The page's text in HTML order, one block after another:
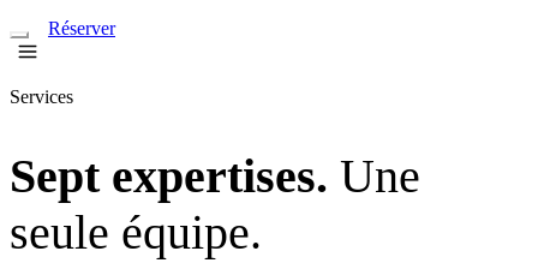
Réserver
Services
Sept expertises. Une
seule équipe.